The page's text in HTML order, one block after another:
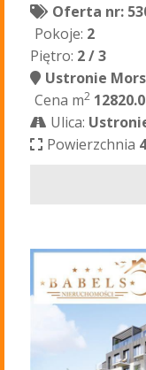
Oferta nr:
Pokoje: 2
Piętro: 2 / 3
Ustronie
Cena m2
Ulica:
Powierzchnia